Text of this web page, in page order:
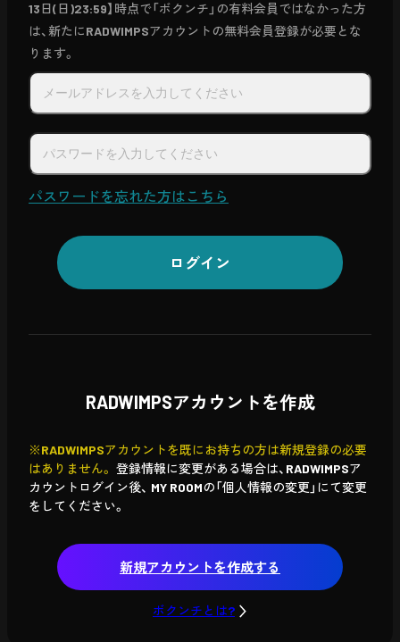
13日(日)23:59】時点で「ボクンチ」の有料会員ではなかった方
は、新たにRADWIMPSアカウントの無料会員登録が必要とな
ります。
パスワードを忘れた方はこちら
ログイン
RADWIMPSアカウントを作成
※RADWIMPSアカウントを既にお持ちの方は新規登録の必要
はありません。 登録情報に変更がある場合は、RADWIMPSア
カウントログイン後、 MY ROOMの「個人情報の変更」にて変更
をしてください。
新規アカウントを作成する
ボクンチとは?